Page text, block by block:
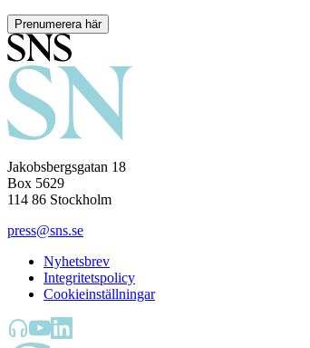
Prenumerera här
Jakobsbergsgatan 18
Box 5629
114 86 Stockholm
press@sns.se
Nyhetsbrev
Integritetspolicy
Cookieinställningar